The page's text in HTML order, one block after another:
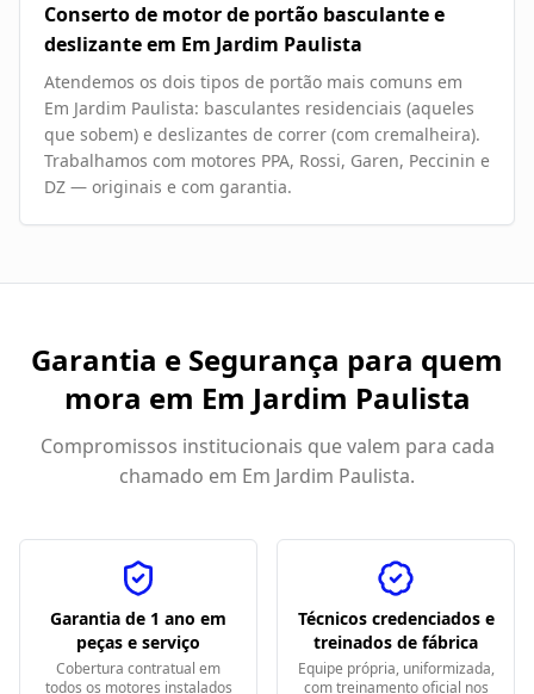
Conserto de motor de portão basculante e
deslizante em Em Jardim Paulista
Atendemos os dois tipos de portão mais comuns em
Em Jardim Paulista: basculantes residenciais (aqueles
que sobem) e deslizantes de correr (com cremalheira).
Trabalhamos com motores PPA, Rossi, Garen, Peccinin e
DZ — originais e com garantia.
Garantia e Segurança para quem
mora em Em Jardim Paulista
Compromissos institucionais que valem para cada
chamado em Em Jardim Paulista.
Garantia de 1 ano em
peças e serviço
Cobertura contratual em
todos os motores instalados
Técnicos credenciados e
treinados de fábrica
Equipe própria, uniformizada,
com treinamento oficial nos